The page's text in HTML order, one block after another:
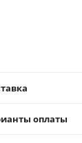
оплаты